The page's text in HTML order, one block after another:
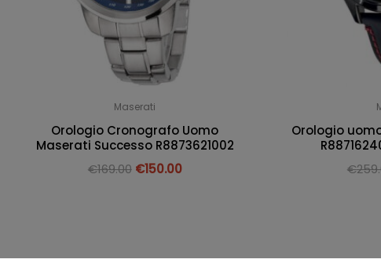
Maserati
Orologio Cronografo Uomo
Maserati Successo R8873621002
€169.00 €150.00
Orologio
€